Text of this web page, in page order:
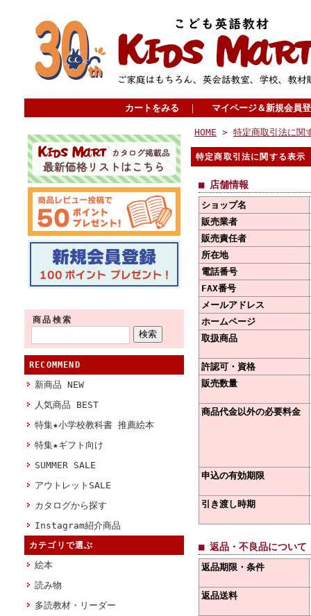
カートをみる ｜ マイページ＆新規会員
商品検索
RECOMMEND
新商品 NEW
人気商品 BEST
特集★小学校教科書 推薦絵本
特集★ギフト向け
SUMMER SALE
アウトレットSALE
カタログから探す
Instagram紹介商品
カテゴリで選ぶ
絵本
読み物
多読教材・リーダー
HOME > 特定商取引法に関
特定商取引法に関する表示
■ 店舗情報
ショップ名
販売業者
販売責任者
所在地
電話番号
FAX番号
メールアドレス
ホームページ
取扱商品
許認可・資格
販売数量
商品代金以外の必要料金
申込の有効期限
引き渡し時期
■ 返品・不良品について
返品期限・条件
返品送料